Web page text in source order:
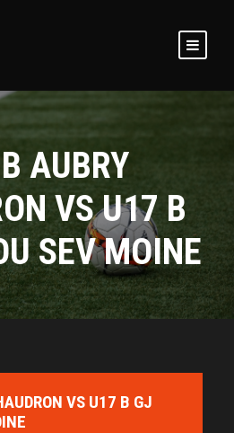
AUBRY
VS U17 B
SEV MOINE
VS U17 B GJ